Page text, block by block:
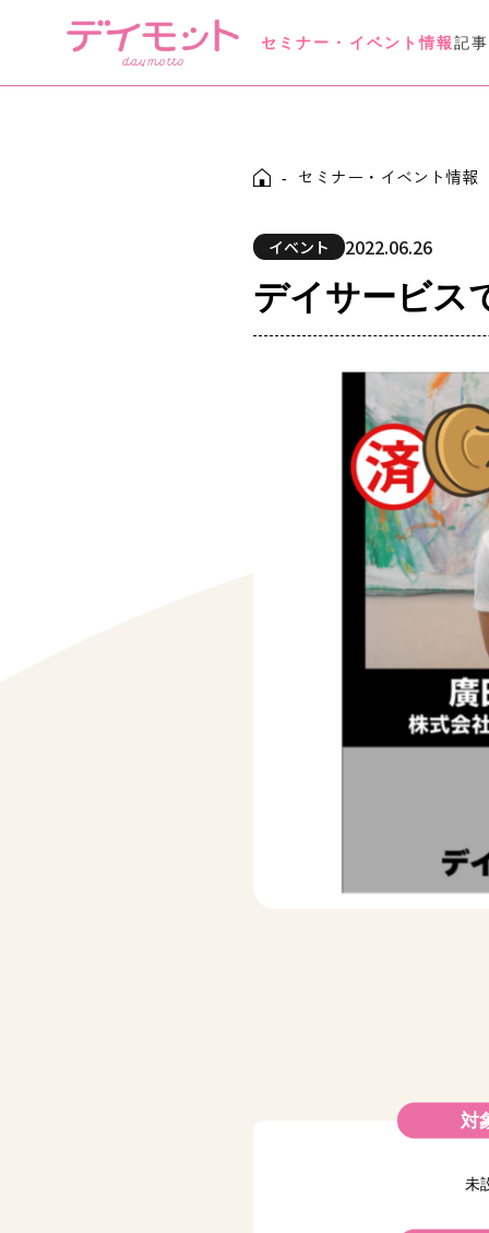
セミナー・イベント情報記事
- セミナー・イベント情報
イベント 2022.06.26
デイサービス
対
未